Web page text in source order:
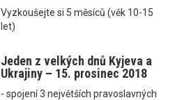
Vyzkoušejte si 5 měsíců (věk 10-15
let)
Jeden z velkých dnů Kyjeva a
Ukrajiny – 15. prosinec 2018
- spojení 3 největších pravoslavných